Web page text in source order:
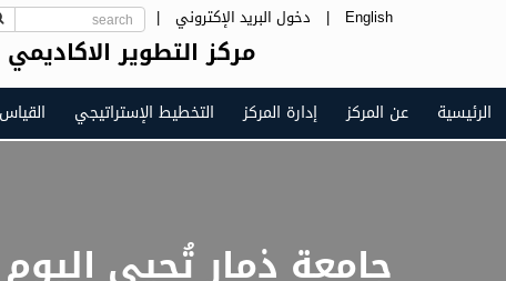
English
| دخول البريد الإكتروني |
مركز التطوير
الرئيسية عن المركز إدارة المركز التخطيط الإستراتيجي